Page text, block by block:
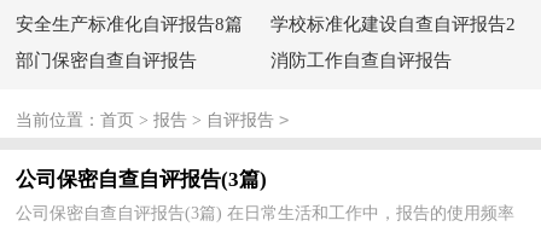
安全生产标准化自评报告8篇
学校标准化建设自查自评报告2
篇
部门保密自查自评报告 消防工作自查自评报告
当前位置：首页 >报告 > 自评报告 >
公司保密自查自评报告(3篇)
公司保密自查自评报告(3篇) 在日常生活和工作中，报告的使用频率